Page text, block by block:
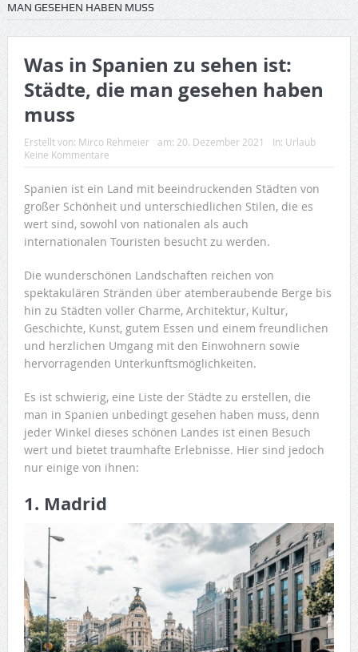
MAN GESEHEN HABEN MUSS
Was in Spanien zu sehen ist:
Städte, die man gesehen haben
muss
Erstellt von: Mirco Rehmeier am: 20. Dezember 2021 In: Urlaub
Keine Kommentare
Spanien ist ein Land mit beeindruckenden Städten von
großer Schönheit und unterschiedlichen Stilen, die es
wert sind, sowohl von nationalen als auch
internationalen Touristen besucht zu werden.
Die wunderschönen Landschaften reichen von
spektakulären Stränden über atemberaubende Berge bis
hin zu Städten voller Charme, Architektur, Kultur,
Geschichte, Kunst, gutem Essen und einem freundlichen
und herzlichen Umgang mit den Einwohnern sowie
hervorragenden Unterkunftsmöglichkeiten.
Es ist schwierig, eine Liste der Städte zu erstellen, die
man in Spanien unbedingt gesehen haben muss, denn
jeder Winkel dieses schönen Landes ist einen Besuch
wert und bietet traumhafte Erlebnisse. Hier sind jedoch
nur einige von ihnen:
1. Madrid